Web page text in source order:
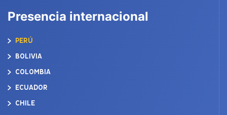
Presencia internacional
PERÚ
BOLIVIA
COLOMBIA
ECUADOR
CHILE